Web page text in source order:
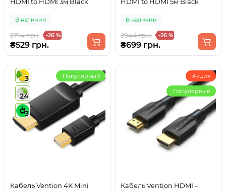
В наличии
₴714 грн. -26 %
₴529 грн.
В наличии
₴944 грн. -26 %
₴699 грн.
3
24
3
Популярный
Кабель Vention 4K Mini
Акция
Популярный
Кабель Vention HDMI –